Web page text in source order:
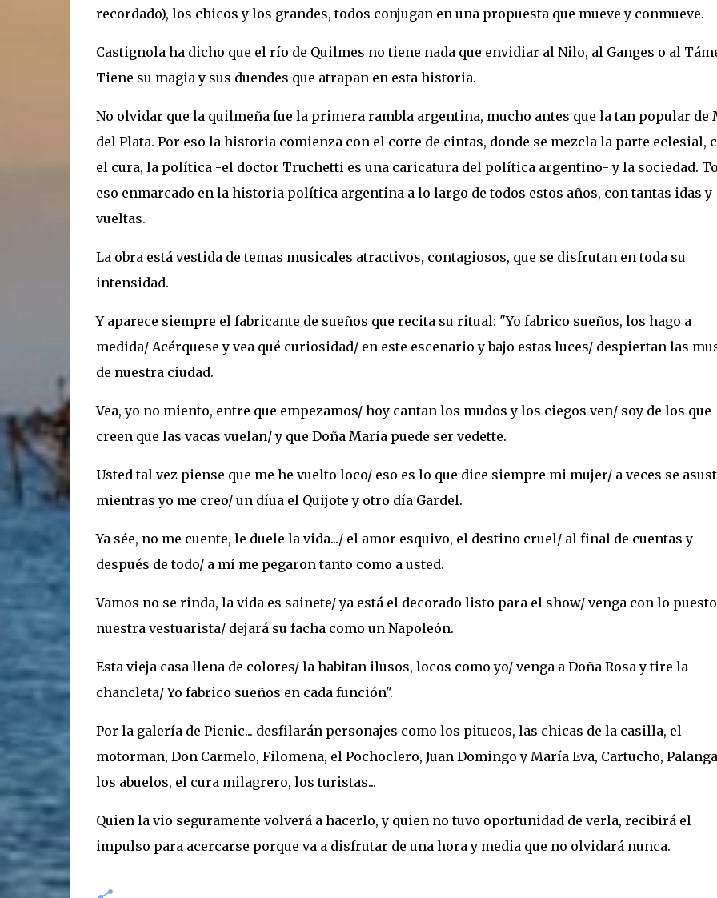
recordado), los chicos y los grandes, todos conjugan en una propuesta que mueve y conmueve.
Castignola ha dicho que el río de Quilmes no tiene nada que envidiar al Nilo, al Ganges o al
Tiene su magia y sus duendes que atrapan en esta historia.
No olvidar que la quilmeña fue la primera rambla argentina, mucho antes que la tan popular de
del Plata. Por eso la historia comienza con el corte de cintas, donde se mezcla la parte eclesial,
el cura, la política -el doctor Truchetti es una caricatura del política argentino- y la sociedad.
eso enmarcado en la historia política argentina a lo largo de todos estos años, con tantas idas y
vueltas.
La obra está vestida de temas musicales atractivos, contagiosos, que se disfrutan en toda su
intensidad.
Y aparece siempre el fabricante de sueños que recita su ritual: "Yo fabrico sueños, los hago a
medida/ Acérquese y vea qué curiosidad/ en este escenario y bajo estas luces/ despiertan las
de nuestra ciudad.
Vea, yo no miento, entre que empezamos/ hoy cantan los mudos y los ciegos ven/ soy de los que
creen que las vacas vuelan/ y que Doña María puede ser vedette.
Usted tal vez piense que me he vuelto loco/ eso es lo que dice siempre mi mujer/ a veces se
mientras yo me creo/ un díua el Quijote y otro día Gardel.
Ya sée, no me cuente, le duele la vida.../ el amor esquivo, el destino cruel/ al final de cuentas y
después de todo/ a mí me pegaron tanto como a usted.
Vamos no se rinda, la vida es sainete/ ya está el decorado listo para el show/ venga con lo
nuestra vestuarista/ dejará su facha como un Napoleón.
Esta vieja casa llena de colores/ la habitan ilusos, locos como yo/ venga a Doña Rosa y tire la
chancleta/ Yo fabrico sueños en cada función".
Por la galería de Picnic... desfilarán personajes como los pitucos, las chicas de la casilla, el
motorman, Don Carmelo, Filomena, el Pochoclero, Juan Domingo y María Eva, Cartucho,
los abuelos, el cura milagrero, los turistas...
Quien la vio seguramente volverá a hacerlo, y quien no tuvo oportunidad de verla, recibirá el
impulso para acercarse porque va a disfrutar de una hora y media que no olvidará nunca.